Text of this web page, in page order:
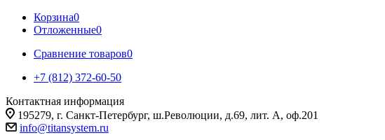
Корзина0
Отложенные0
Сравнение товаров0
+7 (812) 372-60-50
Контактная информация
195279, г. Санкт-Петербург, ш.Революции, д.69, лит. А, оф.201
info@titansystem.ru